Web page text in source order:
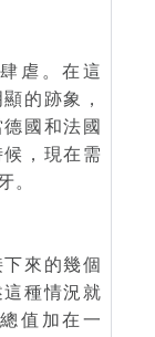
虐。在這
的跡象，
國和法國
，現在需
。
來的幾個
種情況就
值加在一